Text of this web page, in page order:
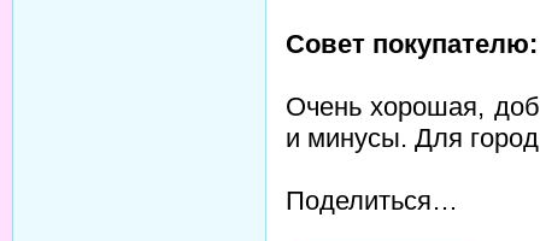
Совет покупателю:
Очень хорошая,
и минусы. Для
Поделиться…